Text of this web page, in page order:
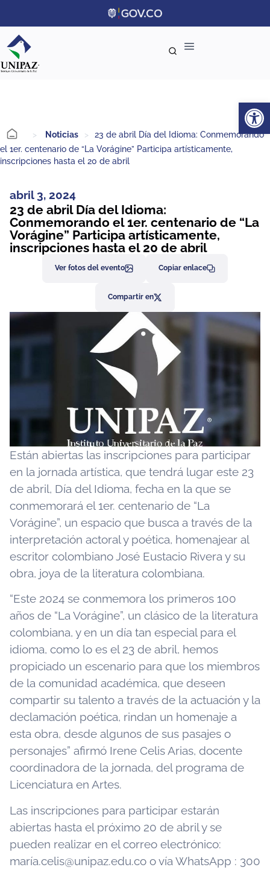
> Noticias >
23 de abril Día del Idioma: Conmemorando
el 1er. centenario de “La Vorágine” Participa artísticamente,
inscripciones hasta el 20 de abril
abril 3, 2024
23 de abril Día del Idioma:
Conmemorando el 1er. centenario de “La
Vorágine” Participa artísticamente,
inscripciones hasta el 20 de abril
Ver fotos del evento Copiar enlace
Compartir en
Están abiertas las inscripciones para participar
en la jornada artística, que tendrá lugar este 23
de abril, Día del Idioma, fecha en la que se
conmemorará el 1er. centenario de “La
Vorágine”, un espacio que busca a través de la
interpretación actoral y poética, homenajear al
escritor colombiano José Eustacio Rivera y su
obra, joya de la literatura colombiana.
“Este 2024 se conmemora los primeros 100
años de “La Vorágine”, un clásico de la literatura
colombiana, y en un día tan especial para el
idioma, como lo es el 23 de abril, hemos
propiciado un escenario para que los miembros
de la comunidad académica, que deseen
compartir su talento a través de la actuación y la
declamación poética, rindan un homenaje a
esta obra, desde algunos de sus pasajes o
personajes” afirmó Irene Celis Arias, docente
coordinadora de la jornada, del programa de
Licenciatura en Artes.
Las inscripciones para participar estarán
abiertas hasta el próximo 20 de abril y se
pueden realizar en el correo electrónico:
maría.celis@unipaz.edu.co o vía WhatsApp : 300